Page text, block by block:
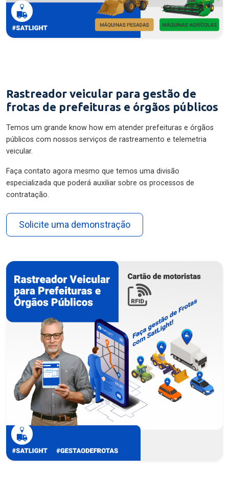
Rastreador veicular para gestão de
frotas de prefeituras e órgãos públicos
Temos um grande know how em atender prefeituras e órgãos
públicos com nossos serviços de rastreamento e telemetria
veicular.
Faça contato agora mesmo que temos uma divisão
especializada que poderá auxiliar sobre os processos de
contratação.
Solicite uma demonstração